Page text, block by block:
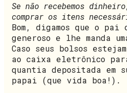
Se não recebemos
comprar os itens
Bom, digamos que o pai
generoso e lhe manda
Caso seus bolsos
ao caixa eletrônico
quantia depositada em
papai (que vida boa!).